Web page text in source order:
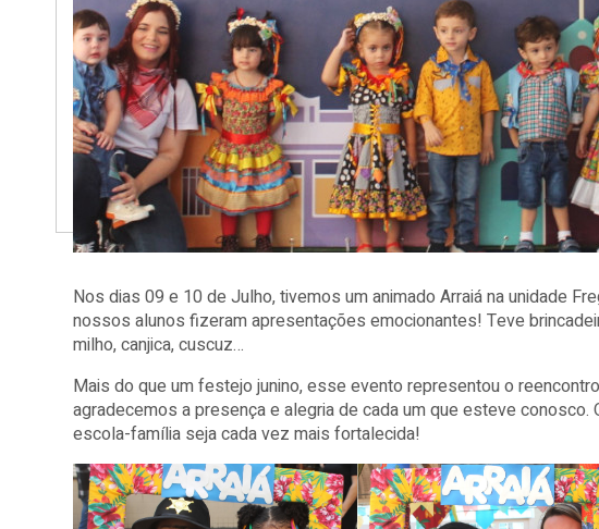
Nos dias 09 e 10 de Julho, tivemos um animado Arraiá na unidade
nossos alunos fizeram apresentações emocionantes! Teve
milho, canjica, cuscuz…
Mais do que um festejo junino, esse evento representou o
agradecemos a presença e alegria de cada um que esteve
escola-família seja cada vez mais fortalecida!